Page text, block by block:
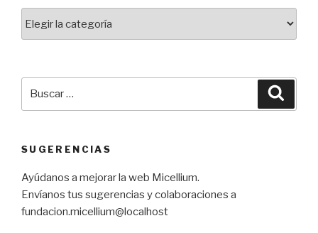
SUGERENCIAS
Ayúdanos a mejorar la web Micellium.
Envíanos tus sugerencias y colaboraciones a
fundacion.micellium@localhost